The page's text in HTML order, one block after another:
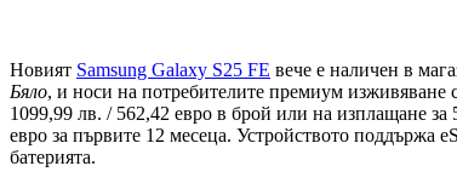
Новият Samsung Galaxy S25 FE вече е наличен в
Бяло, и носи на потребителите премиум
1099,99 лв. / 562,42 евро в брой или на изплащане
евро за първите 12 месеца. Устройството
батерията.